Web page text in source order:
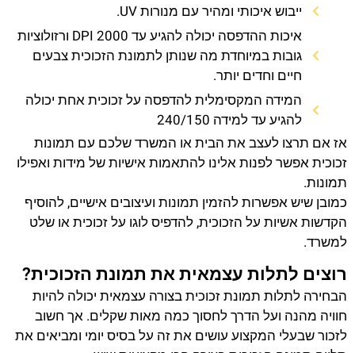
ייבוש איכותי ומהיר עם מנורות UV.
איכות ההדפסה יכולה להגיע עד 2000 DPI ורזולוציות
גובות במיוחדת מה שנותן לתמונת הזכוכית צבעים
חיים וחדים יותר.
המידה המקסימלית להדפסה על זכוכית אחת יכולה
להגיע עד למידה 240/150
אז אם תרצו לעצב את הבית או המשרד שלכם עם תמונות
זכוכית אפשר לפנות אלינו להתאמות אישיות של מידות ואפילו
תמונות.
כמובן שיש אפשרות להזמין תמונות ועיצובים אישיים, להוסיף
הקדשות אשיות על הזכוכית, להדפיס לוגו על זכוכית או שלט
למשרד.
רוצים לתלות עצמאית את תמונת הזכוכית?
הבחירה לתלות תמונת זכוכית בצורה עצמאית יכולה להיות
חוויה מהנה ועל הדרך לחסוך כמה מאות שקלים. אך חשוב
לזכור שבעלי המקצוע עושים את זה על בסיס יומי ומביאים את